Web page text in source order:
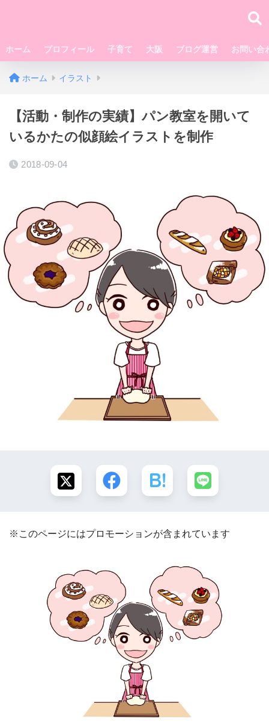
ホーム プロフィール 子育て 大阪 ブログ運営 お問い合
ホーム イラスト
【活動・制作の実績】パン教室を開いて
いるかたの似顔絵イラストを制作
2018-09-04
※このページにはプロモーションが含まれています